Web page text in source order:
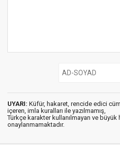
UYARI: Küfür, hakaret, rencide edici
içeren, imla kuralları ile yazılmamış,
Türkçe karakter kullanılmayan ve büyük
onaylanmamaktadır.